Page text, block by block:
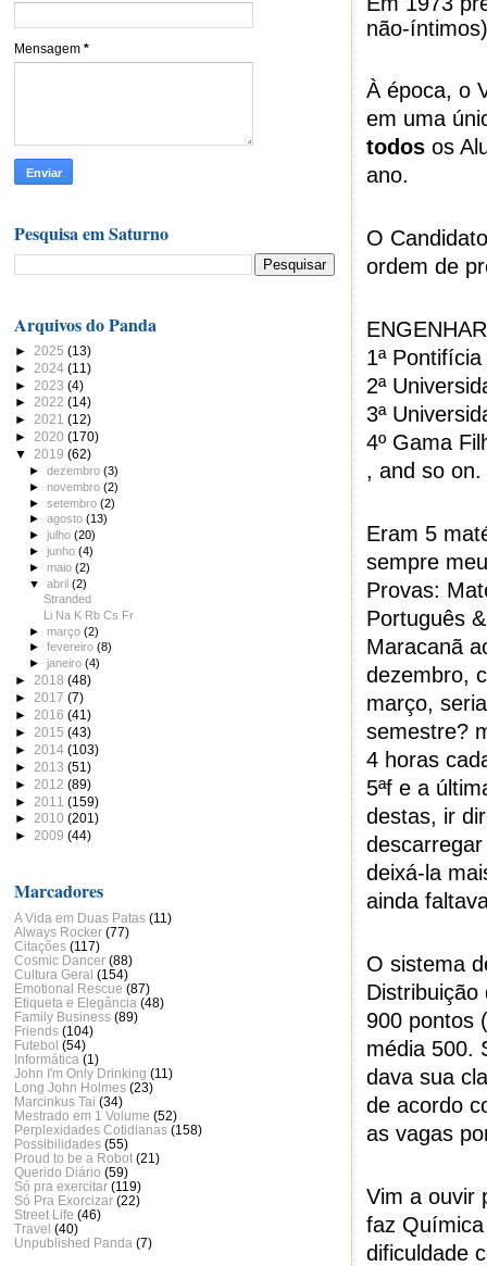
não-
À época, o
em uma
todos os
ano.
O
ordem de
1ª
2ª
3ª
4º Gama
, and so on.
Eram 5
sempre
Provas:
Português
Maracanã
dezembro,
março,
semestre?
4 horas
5ªf e a
destas, ir
deixá-la
ainda
O sistema
900 pontos
média 500.
dava sua
de acordo
as vagas
Vim a ouvir
faz
dificuldade
Mensagem *
Pesquisa em Saturno
Arquivos do Panda
► 2025 (13)
► 2024 (11)
► 2023 (4)
► 2022 (14)
► 2021 (12)
► 2020 (170)
▼ 2019 (62)
►dezembro(3)
►novembro(2)
►setembro(2)
►agosto(13)
►julho(20)
►junho(4)
►maio(2)
▼abril(2)
Stranded
Li Na K Rb Cs Fr
►março(2)
►fevereiro(8)
►janeiro(4)
► 2018 (48)
► 2017 (7)
► 2016 (41)
► 2015 (43)
► 2014 (103)
► 2013 (51)
► 2012 (89)
► 2011 (159)
► 2010 (201)
► 2009 (44)
Marcadores
A Vida em Duas Patas (11)
Always Rocker (77)
Citações (117)
Cosmic Dancer (88)
Cultura Geral (154)
Emotional Rescue (87)
Etiqueta e Elegância (48)
Family Business (89)
Friends (104)
Futebol (54)
Informática (1)
John I'm Only Drinking (11)
Long John Holmes (23)
Marcinkus Tai (34)
Mestrado em 1 Volume (52)
Perplexidades Cotidianas (158)
Possibilidades (55)
Proud to be a Robot (21)
Querido Diário (59)
Só pra exercitar (119)
Só Pra Exorcizar (22)
Street Life (46)
Travel (40)
Unpublished Panda (7)